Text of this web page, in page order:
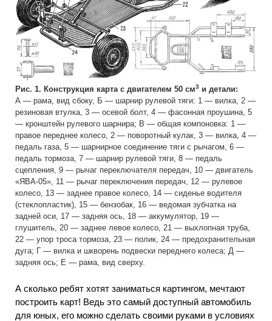
Рис. 1. Конструкция карта с двигателем 50 см3 и детали:
А — рама, вид сбоку, Б — шарнир рулевой тяги: 1 — вилка, 2 —
резиновая втулка, 3 — осевой болт, 4 — фасонная проушина, 5
— кронштейн рулевого шарнира; В — общая компоновка: 1 —
правое переднее колесо, 2 — поворотный кулак, 3 — вилка, 4 —
педаль газа, 5 — шарнирное соединение тяги с рычагом, 6 —
педаль тормоза, 7 — шарнир рулевой тяги, 8 — педаль
сцепления, 9 — рычаг переключателя передач, 10 — двигатель
«ЯВА-05», 11 — рычаг переключения передач, 12 — рулевое
колесо, 13 — заднее правое колесо, 14 — сиденье водителя
(стеклопластик), 15 — бензобак, 16 — ведомая зубчатка на
задней оси, 17 — задняя ось, 18 — аккумулятор, 19 —
глушитель, 20 — заднее левое колесо, 21 — выхлопная труба,
22 — упор троса тормоза, 23 — полик, 24 — предохранительная
дуга; Г — вилка и шкворень подвески переднего колеса; Д —
задняя ось; Е — рама, вид сверху.
А сколько ребят хотят заниматься картингом, мечтают
построить карт! Ведь это самый доступный автомобиль
для юных, его можно сделать своими руками в условиях